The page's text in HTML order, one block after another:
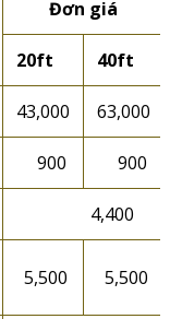
Đơn giá
20ft 40ft
43,000 63,000
900 900
4,400
5,500 5,500